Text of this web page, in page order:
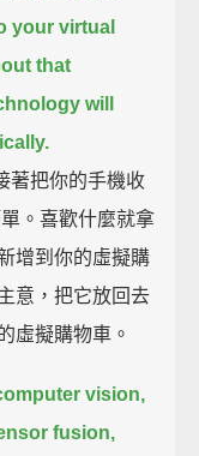
your virtual
that
will
著把你的手機收
。喜歡什麼就拿
增到你的虛擬購
意，把它放回去
虛擬購物車。
vision,
fusion,